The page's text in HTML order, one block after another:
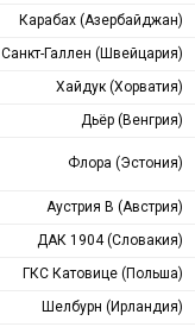
Карабах (Азербайджан)
Санкт-Галлен (Швейцария)
Хайдук (Хорватия)
Дьёр (Венгрия)
Флора (Эстония)
Аустрия В (Австрия)
ДАК 1904 (Словакия)
ГКС Катовице (Польша)
Шелбурн (Ирландия)